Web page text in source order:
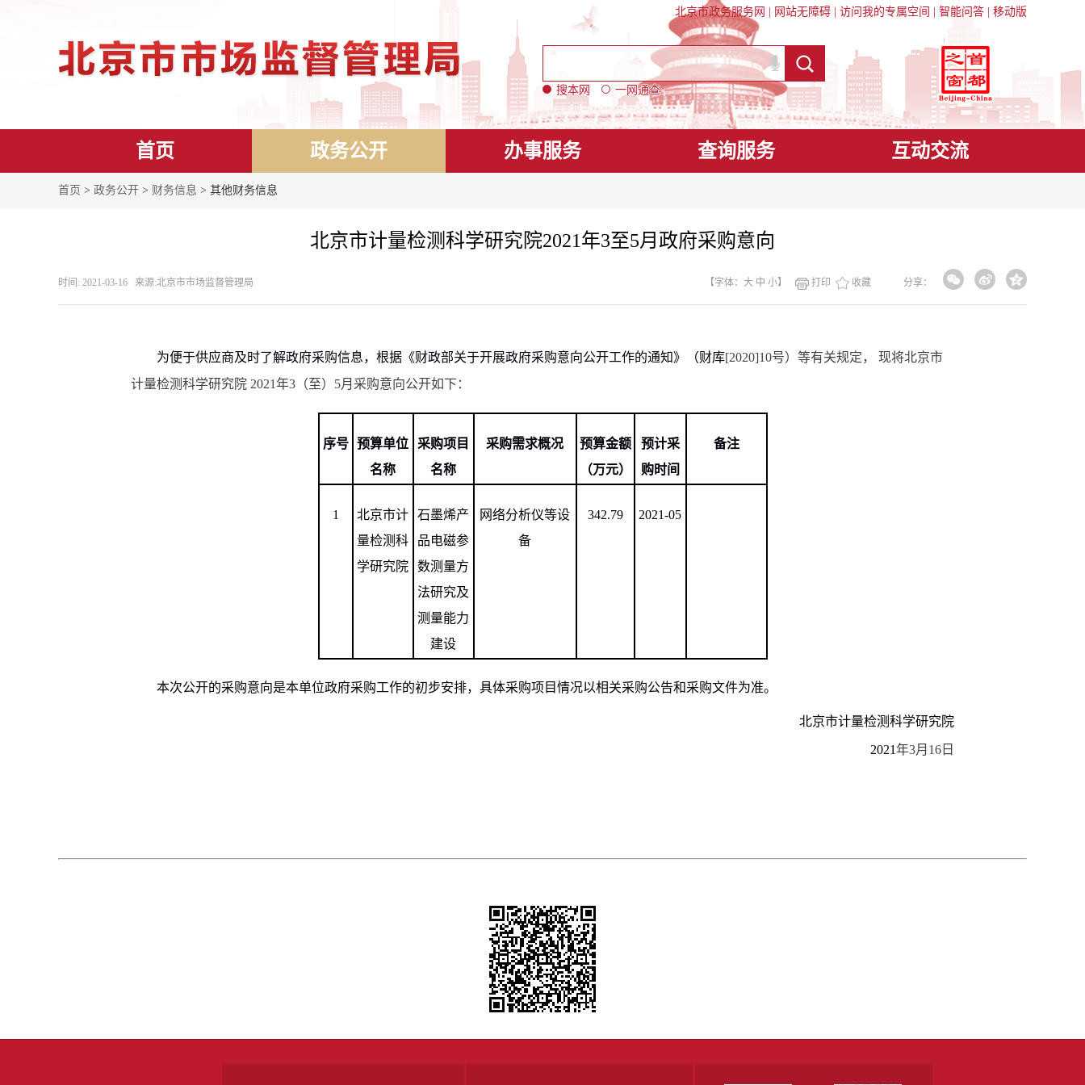
北京市政务服务网 网站无障碍 访问我的专属空间 智能问答 移动版
搜本网 一网通查
首页 政务公开 办事服务 查询服务 互动交流
首页 > 政务公开 > 财务信息 > 其他财务信息
北京市计量检测科学研究院2021年3至5月政府采购意向
时间: 2021-03-16 来源: ​北京市市场监督管理局 分享：
【字体： 大 中 小】 打印 收藏
为便于供应商及时了解政府采购信息，根据《财政部关于开展政府采购意向公开工作的通知》（财库[2020]10号）等有关规定， 现将北京市
计量检测科学研究院 2021年3 （至） 5月采购意向公开如下：
序号
预算单位
名称
采购项目
名称
采购需求概况
预算金额
（万元）
预计采
购时间
备注
1
北京市计
量检测科
学研究院
石墨烯产
品电磁参
数测量方
法研究及
测量能力
建设
网络分析仪等设
备
342.79 2021-05
本次公开的采购意向是本单位政府采购工作的初步安排，具体采购项目情况以相关采购公告和采购文件为准。
北京市计量检测科学研究院
2021年3月 16 日